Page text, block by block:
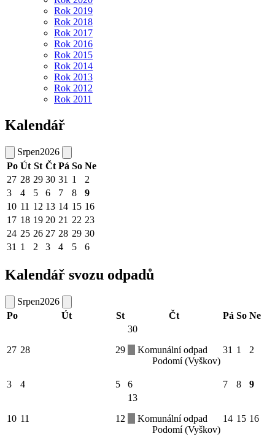
Rok 2019
Rok 2018
Rok 2017
Rok 2016
Rok 2015
Rok 2014
Rok 2013
Rok 2012
Rok 2011
Kalendář
Srpen2026
Po Út St Čt Pá So Ne
27 28 29 30 31 1
2
3
4 5 6 7 8
9
10 11 12 13 14 15 16
17 18 19 20 21 22 23
24 25 26 27 28 29 30
31 1 2 3 4 5 6
Kalendář svozu odpadů
Srpen2026
Po
Út St Čt Pá So Ne
27 28 29
30
Komunální odpad
Podomí (Vyškov)
31 1 2
3 4 5 6 7 8 9
10 11 12
13
Komunální odpad
Podomí (Vyškov)
14 15 16